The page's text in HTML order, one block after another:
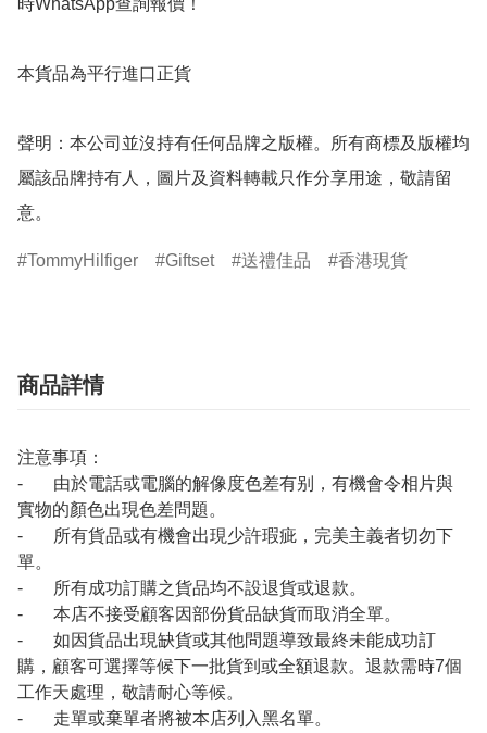
時WhatsApp查詢報價！
本貨品為平行進口正貨
聲明：本公司並沒持有任何品牌之版權。所有商標及版權均
屬該品牌持有人，圖片及資料轉載只作分享用途，敬請留
意。
TommyHilfiger Giftset 送禮佳品 香港現貨
商品詳情
注意事項：
- 由於電話或電腦的解像度色差有别，有機會令相片與
實物的顏色出現色差問題。
- 所有貨品或有機會出現少許瑕疵，完美主義者切勿下
單。
- 所有成功訂購之貨品均不設退貨或退款。
- 本店不接受顧客因部份貨品缺貨而取消全單。
- 如因貨品出現缺貨或其他問題導致最終未能成功訂
購，顧客可選擇等候下一批貨到或全額退款。退款需時7個
工作天處理，敬請耐心等候。
- 走單或棄單者將被本店列入黑名單。